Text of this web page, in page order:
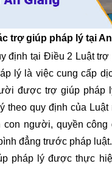
trợ giúp pháp lý tại
tại Điều 2 Luật trợ
lý là việc cung cấp
được trợ giúp pháp
theo quy định của Luật
con người, quyền công
đẳng trước pháp luật.
lý được thực